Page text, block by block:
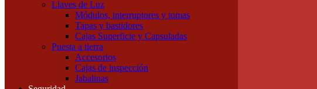
Llaves de Luz
Módulos, interruptores y tomas
Tapas y bastidores
Cajas Superficie y Capsuladas
Puesta a tierra
Accesorios
Cajas de inspección
Jabalinas
Accesorios Metálicos para caños
Accesorios de PVC para caños
Precintos
Componentes para Tableros
Borneras y Accesorios
Barras y Portabarras